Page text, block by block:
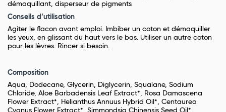
démaquillant, disperseur de pigments
Conseils d’utilisation
Agiter le flacon avant emploi. Imbiber un coton et démaquiller
les yeux, en glissant du haut vers le bas. Utiliser un autre coton
pour les lèvres. Rincer si besoin.
Composition
Aqua, Dodecane, Glycerin, Diglycerin, Squalane, Sodium
Chloride, Aloe Barbadensis Leaf Extract*, Rosa Damascena
Flower Extract*, Helianthus Annuus Hybrid Oil*, Centaurea